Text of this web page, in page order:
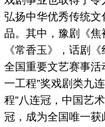
弘扬中华优秀传统
品。其中，豫剧《焦
《常香玉》，话剧
全国重要文艺赛事活
一工程”奖戏剧类九
程”八连冠，中国艺
冠，成为全国唯一获